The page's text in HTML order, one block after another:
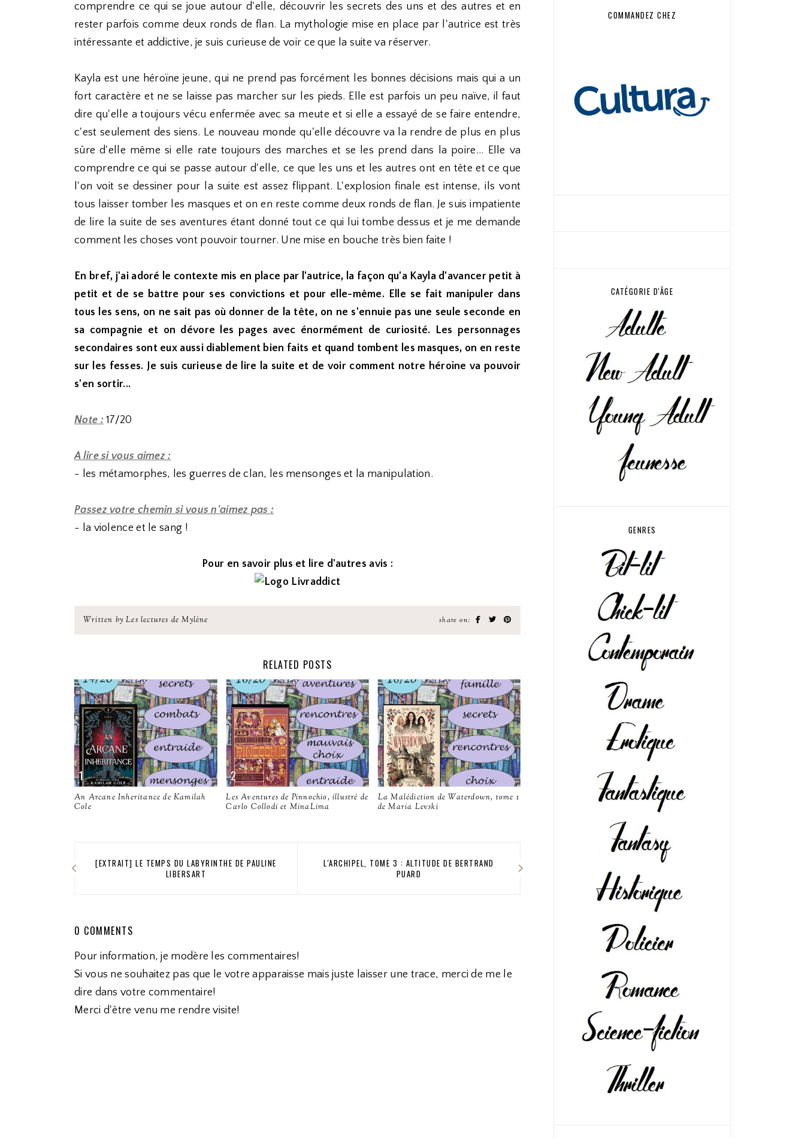
comprendre ce qui se joue autour d'elle, découvrir les secrets des uns et des autres et en
rester parfois comme deux ronds de flan. La mythologie mise en place par l'autrice est très
intéressante et addictive, je suis curieuse de voir ce que la suite va réserver.
Kayla est une héroïne jeune, qui ne prend pas forcément les bonnes décisions mais qui a un
fort caractère et ne se laisse pas marcher sur les pieds. Elle est parfois un peu naïve, il faut
dire qu'elle a toujours vécu enfermée avec sa meute et si elle a essayé de se faire entendre,
c'est seulement des siens. Le nouveau monde qu'elle découvre va la rendre de plus en plus
sûre d'elle même si elle rate toujours des marches et se les prend dans la poire... Elle va
comprendre ce qui se passe autour d'elle, ce que les uns et les autres ont en tête et ce que
l'on voit se dessiner pour la suite est assez flippant. L'explosion finale est intense, ils vont
tous laisser tomber les masques et on en reste comme deux ronds de flan. Je suis impatiente
de lire la suite de ses aventures étant donné tout ce qui lui tombe dessus et je me demande
comment les choses vont pouvoir tourner. Une mise en bouche très bien faite !
En bref, j'ai adoré le contexte mis en place par l'autrice, la façon qu'a Kayla d'avancer petit à
petit et de se battre pour ses convictions et pour elle-même. Elle se fait manipuler dans
tous les sens, on ne sait pas où donner de la tête, on ne s'ennuie pas une seule seconde en
sa compagnie et on dévore les pages avec énormément de curiosité. Les personnages
secondaires sont eux aussi diablement bien faits et quand tombent les masques, on en reste
sur les fesses. Je suis curieuse de lire la suite et de voir comment notre héroïne va pouvoir
s'en sortir...
Note : 17/20
A lire si vous aimez :
- les métamorphes, les guerres de clan, les mensonges et la manipulation.
Passez votre chemin si vous n'aimez pas :
- la violence et le sang !
Pour en savoir plus et lire d'autres avis :
Written by Les lectures de Mylène share on:
RELATED POSTS
An Arcane Inheritance de Kamilah
Cole
Les Aventures de Pinnochio, illustré de
Carlo Collodi et MinaLima
La Malédiction de Waterdown, tome 1
de Maria Levski
[EXTRAIT] LE TEMPS DU LABYRINTHE DE PAULINE
LIBERSART
L'ARCHIPEL, TOME 3 : ALTITUDE DE BERTRAND
PUARD
0 COMMENTS
Pour information, je modère les commentaires!
Si vous ne souhaitez pas que le votre apparaisse mais juste laisser une trace, merci de me le
dire dans votre commentaire!
Merci d'être venu me rendre visite!
COMMANDEZ CHEZ
CATÉGORIE D'ÂGE
GENRES